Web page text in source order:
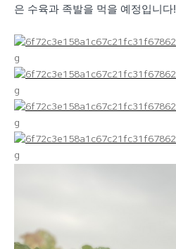
은 수육과 족발을 먹을 예정입니다!